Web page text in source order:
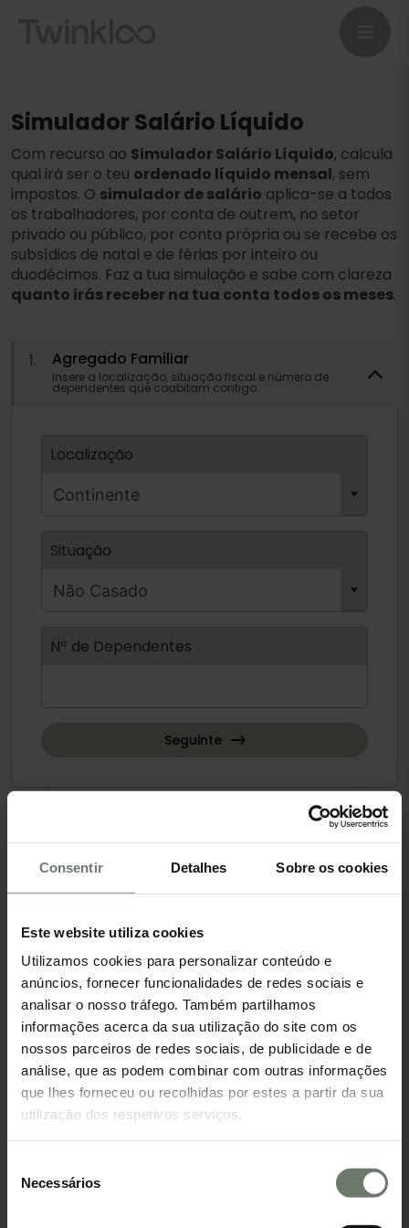
Consentir Detalhes Sobre os cookies
Este website utiliza cookies
Utilizamos cookies para personalizar conteúdo e
anúncios, fornecer funcionalidades de redes sociais e
analisar o nosso tráfego. Também partilhamos
informações acerca da sua utilização do site com os
nossos parceiros de redes sociais, de publicidade e de
análise, que as podem combinar com outras informações
que lhes forneceu ou recolhidas por estes a partir da sua
utilização dos respetivos serviços.
Necessários
Simulador Salário Líquido
Com recurso ao Simulador Salário Líquido, calcula
qual irá ser o teu ordenado líquido mensal, sem
impostos. O simulador de salário aplica-se a todos
os trabalhadores, por conta de outrem, no setor
privado ou público, por conta própria ou se recebe os
subsídios de natal e de férias por inteiro ou
duodécimos. Faz a tua simulação e sabe com clareza
quanto irás receber na tua conta todos os meses.
1. Agregado Familiar
Insere a localização, situação fiscal e número de
dependentes que coabitam contigo.
Localização
Situação
Nº de Dependentes
Seguinte
Insere o valor do teu salário bruto, sem descontos
sujeitos a IRS e SS (exº bónus, prémios, comissões).
Outros rendimentos só sujeitos a IRS (exº cheques
colégio) e outros rendimentos isentos (exº ajudas de
custo).
Total: €0
Vencimento Bruto Mensal
Outros Rendimentos Sujeitos a IRS e SS
Outros Rendimentos Sujeitos só a IRS
3. Subsídio de Alimentação
Insere a forma e o valor de como recebes o subsídio
de alimentação em valores brutos (com impostos).
Tipo
Valor Diário
Ver resultados totais